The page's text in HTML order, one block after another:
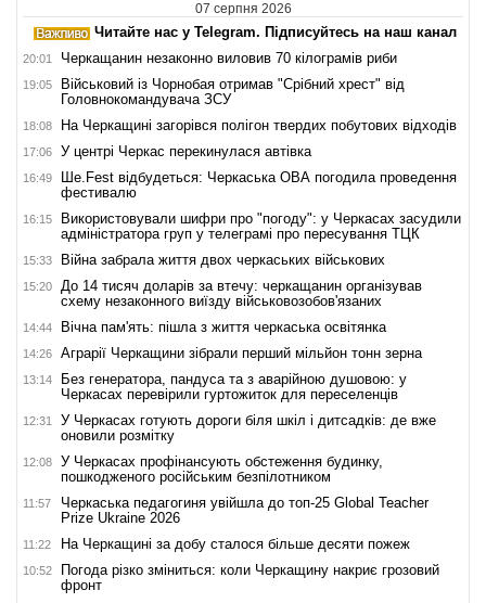
07 серпня 2026
Читайте нас у Telegram. Підписуйтесь на наш канал
20:01 Черкащанин незаконно виловив 70 кілограмів риби
19:05
Військовий із Чорнобая отримав "Срібний хрест" від
Головнокомандувача ЗСУ
18:08 На Черкащині загорівся полігон твердих побутових відходів
17:06 У центрі Черкас перекинулася автівка
16:49
Ше.Fest відбудеться: Черкаська ОВА погодила проведення
фестивалю
16:15
Використовували шифри про "погоду": у Черкасах засудили
адміністратора груп у телеграмі про пересування ТЦК
15:33 Війна забрала життя двох черкаських військових
15:20
До 14 тисяч доларів за втечу: черкащанин організував
схему незаконного виїзду військовозобов'язаних
14:44 Вічна пам'ять: пішла з життя черкаська освітянка
14:26 Аграрії Черкащини зібрали перший мільйон тонн зерна
13:14
Без генератора, пандуса та з аварійною душовою: у
Черкасах перевірили гуртожиток для переселенців
12:31
У Черкасах готують дороги біля шкіл і дитсадків: де вже
оновили розмітку
12:08
У Черкасах профінансують обстеження будинку,
пошкодженого російським безпілотником
11:57
Черкаська педагогиня увійшла до топ-25 Global Teacher
Prize Ukraine 2026
11:22 На Черкащині за добу сталося більше десяти пожеж
10:52
Погода різко зміниться: коли Черкащину накриє грозовий
фронт